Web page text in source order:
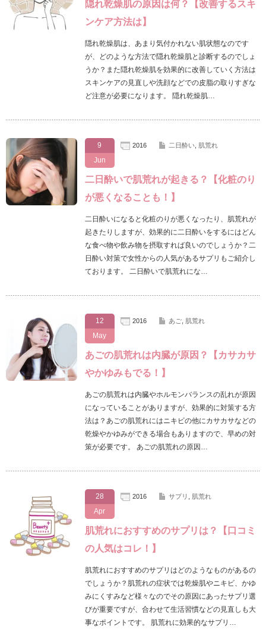
隠れ乾燥肌の原因は何？【改善するスキ
ンケア方法は】
隠れ乾燥肌は、あまり気付かれない肌状態なのです
が、どのような方法で隠れ乾燥肌と診断するのでしょ
うか？また隠れ乾燥肌を効果的に改善していく方法は
スキンケアの見直しや洗顔などでの皮脂の取りすぎな
ど注意が必要になります。 隠れ乾燥肌…
9
Jun
2016 二日酔い, 肌荒れ
二日酔いで肌荒れが起きる？【化粧のり
が悪くなることも！】
二日酔いになると化粧のりが悪くなったり、肌荒れが
起きたりしますが、効果的に二日酔いをするにはどん
な食べ物や飲み物を摂取すれば良いのでしょうか？二
日酔い対策で女性からの人気があるサプリもご紹介し
ております。 二日酔いで肌荒れにな…
12
May
2016 あご, 肌荒れ
あごの肌荒れは内臓が原因？【カサカサ
やかゆみもでる！】
あごの肌荒れは内臓やホルモンバランスの乱れが原因
になっていることがありますが、効果的に対策する方
法は？あごの肌荒れにはニキビの他にカサカサなどの
乾燥やかゆみができる場合もありますので、早めの対
策が必要です。 あごの肌荒れの原因…
28
Apr
2016 サプリ 肌荒れ
肌荒れにおすすめのサプリは？【口コミ
の人気はコレ！】
肌荒れにおすすめのサプリはどのようなものがあるの
でしょうか？肌荒れの症状では乾燥肌やニキビ、かゆ
みにくすみなど様々なのでその原因にあったサプリ選
びが重要ですが、合わせて生活習慣などの見直しも大
事なポイントです。 肌荒れに効果的なサプリ…